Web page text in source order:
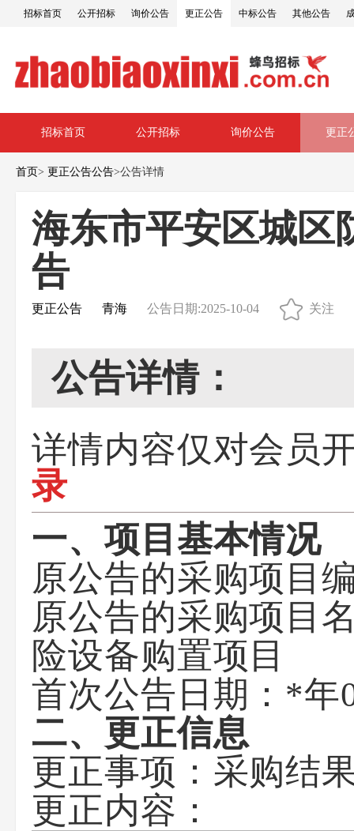
招标首页 公开招标 询价公告 更正公告 中标公告 其他公告
招标首页 公开招标 询价公告 更正
首页> 更正公告公告>公告详情
海东市平安区城区
告
更正公告 青海 公告日期:2025-10-04 关注
公告详情：
详情内容仅对会员
录
一、项目基本情况
原公告的采购项目
原公告的采购项目
险设备购置项目
首次公告日期： *年
二、更正信息
更正事项：采购结
更正内容：